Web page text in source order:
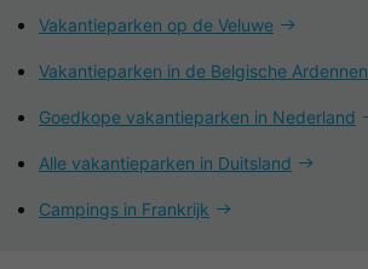
Vakantieparken op de Veluwe
Vakantieparken in de Belgische Ardennen
Goedkope vakantieparken in Nederland
Alle vakantieparken in Duitsland
Campings in Frankrijk